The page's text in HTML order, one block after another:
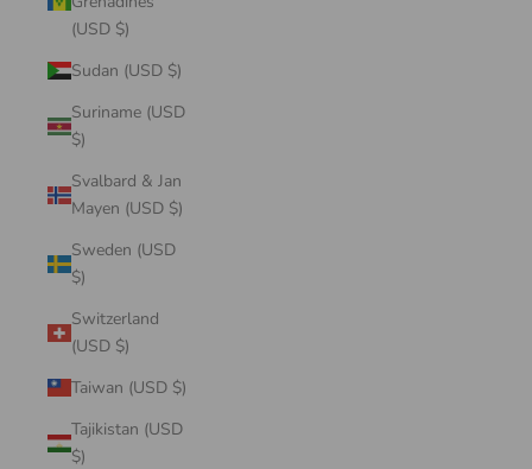
(USD $)
Sudan (USD $)
Suriname (USD
$)
Svalbard & Jan
Mayen (USD $)
Sweden (USD
$)
Switzerland
(USD $)
Taiwan (USD $)
Tajikistan (USD
$)